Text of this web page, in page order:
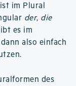
im Plural
der, die
es im
also einfach
des